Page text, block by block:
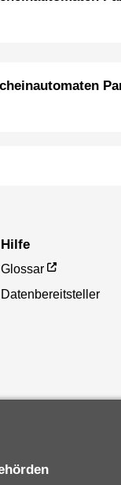
Hilfe
Glossar
Datenbereitsteller